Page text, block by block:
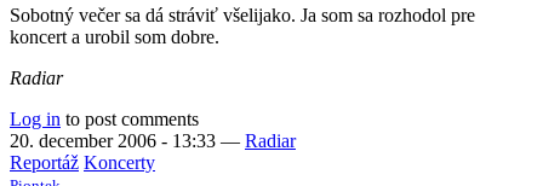
Sobotný večer sa dá stráviť všelijako. Ja som sa rozhodol pre
koncert a urobil som dobre.
Radiar
Log in to post comments
20. december 2006 - 13:33 — Radiar
Reportáž Koncerty